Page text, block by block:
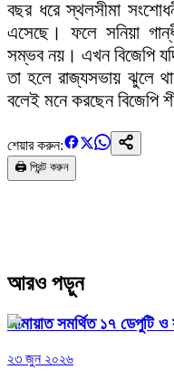
বছর ধরে স্থলসীমা
এসেছে। ফলে সনিয়া
সম্ভব নয়। এখন বিজেপি
তা হলে রাজ্যসভায় ঝুলে
বলেই মনে করছেন বিজেপি
শেয়ার করুন:
🖨️ প্রিন্ট করুন
আরও পড়ুন
জামায়াত সমর্থিত ১৭ ডেপুটি ও
২৩ জুন ২০২৬